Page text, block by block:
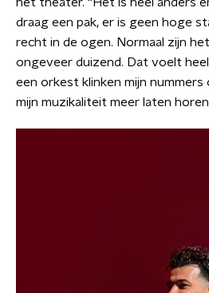
draag een pak, er is geen hoge
recht in de ogen. Normaal zijn
ongeveer duizend. Dat voelt
een orkest klinken mijn nummers
mijn muzikaliteit meer laten